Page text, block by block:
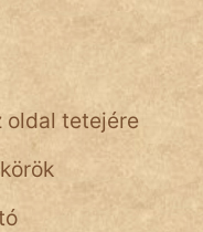
oldal tetejére